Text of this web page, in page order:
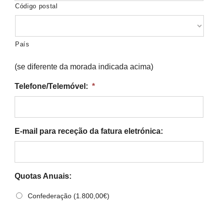
Código postal
País
(se diferente da morada indicada acima)
Telefone/Telemóvel: *
E-mail para receção da fatura eletrónica:
Quotas Anuais:
Confederação (1.800,00€)